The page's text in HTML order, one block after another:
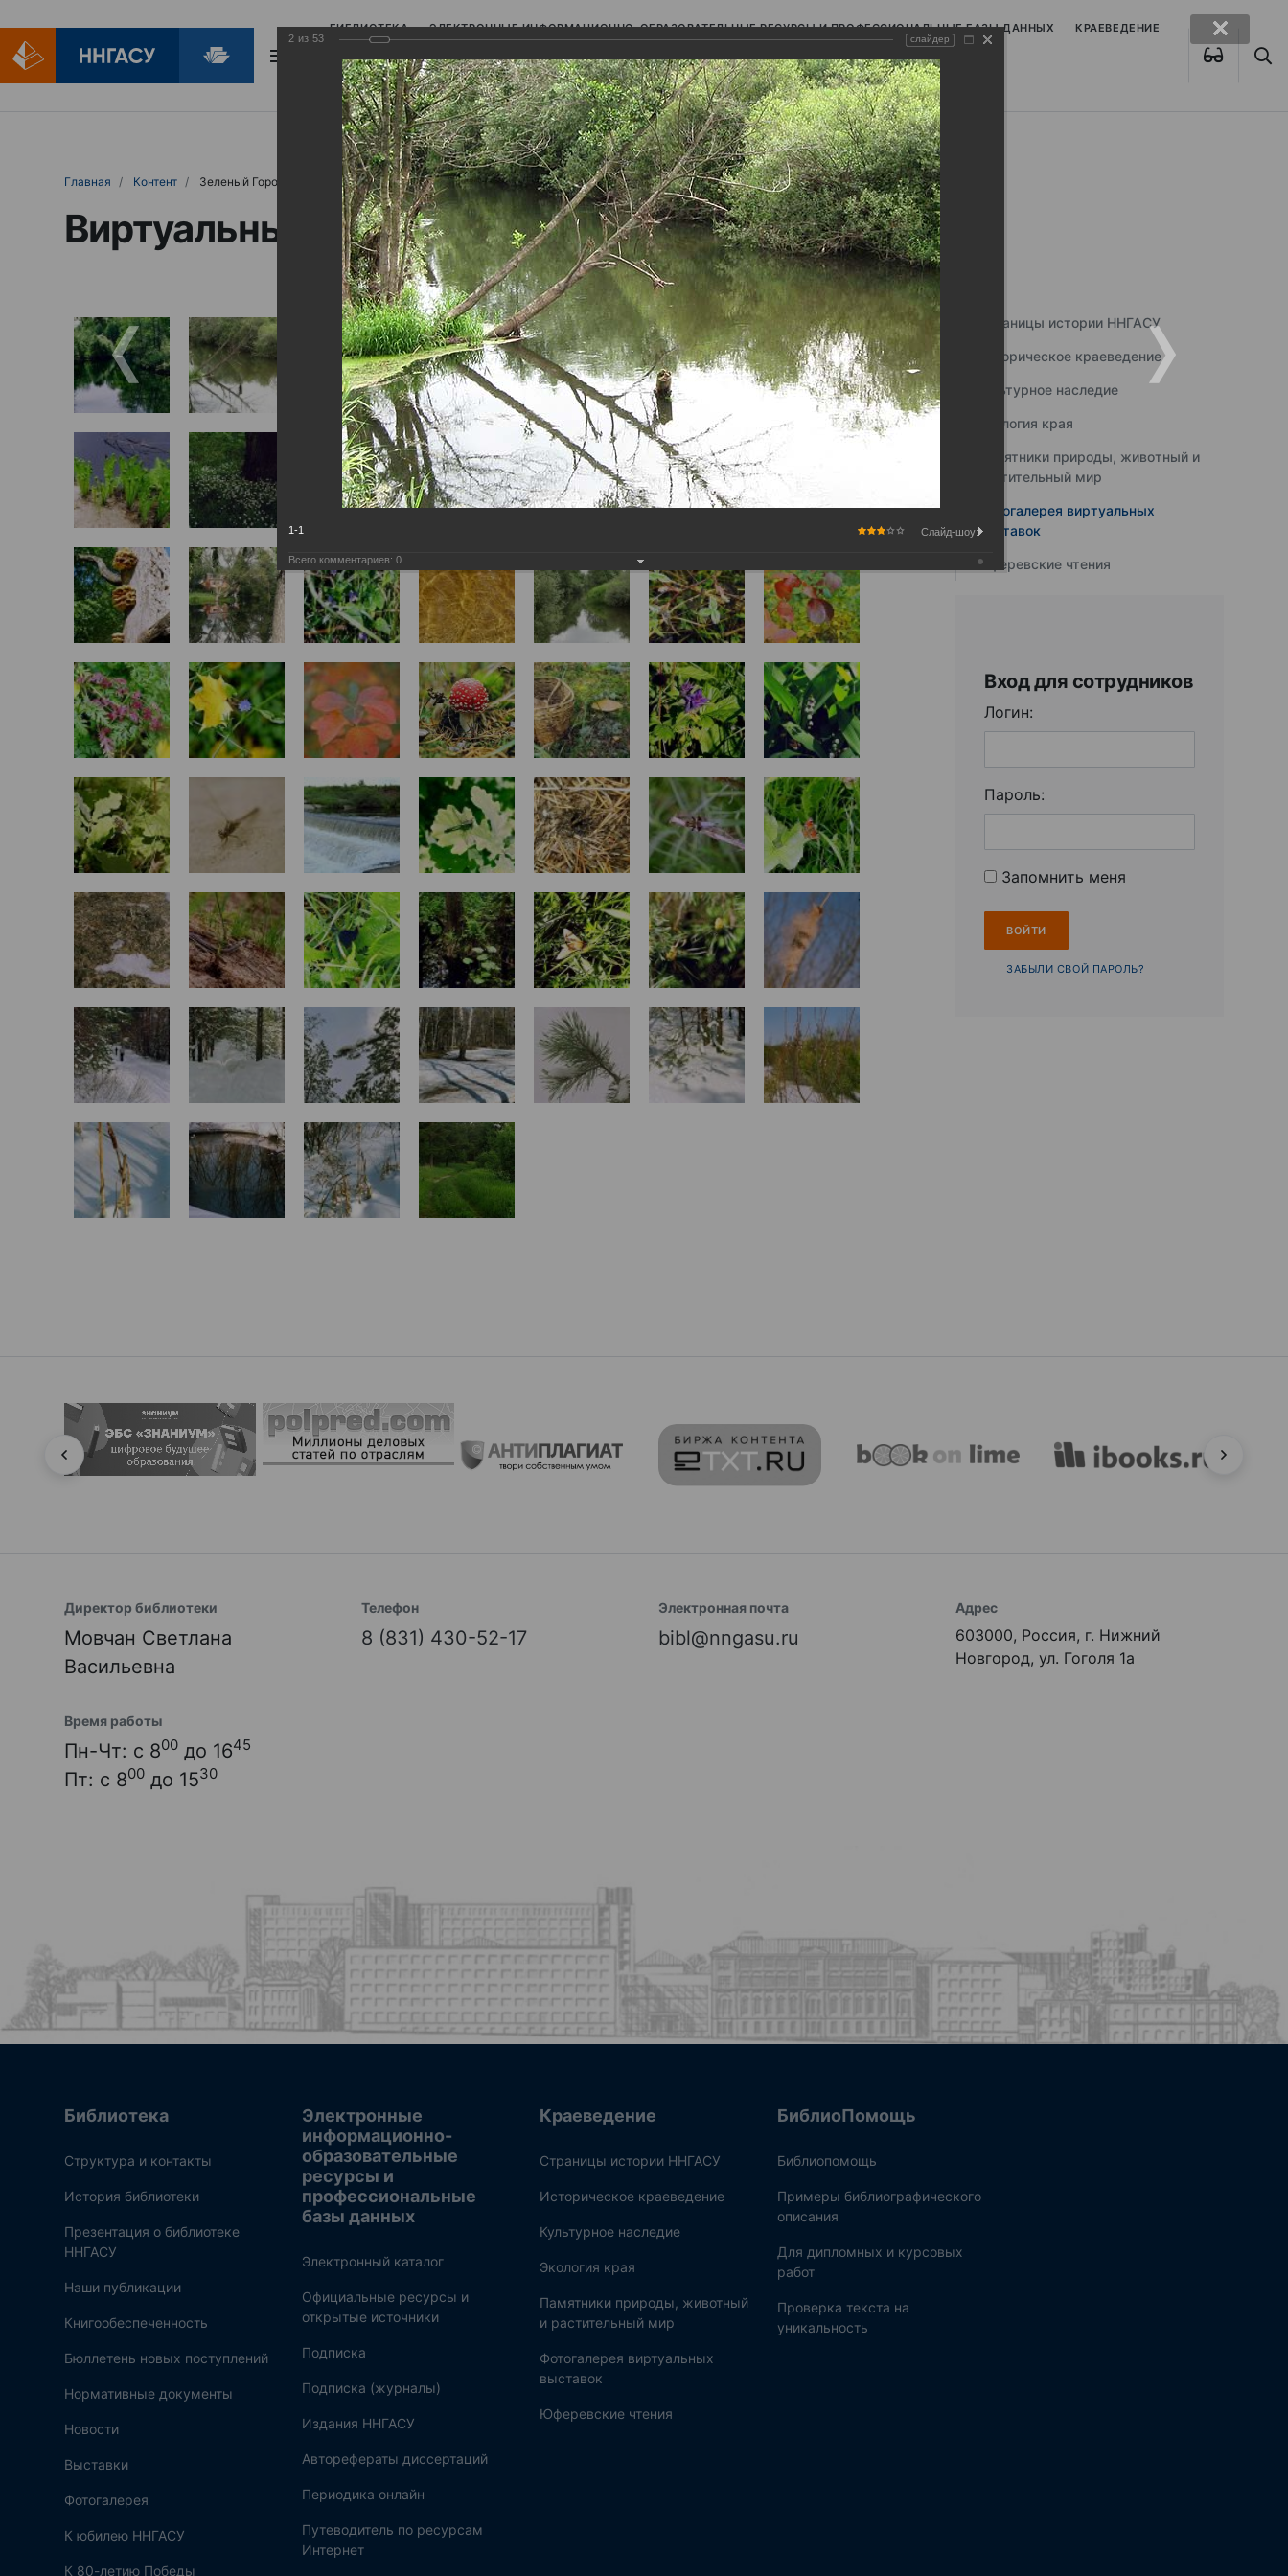
БИБЛИОТЕКА ЭЛЕКТРОННЫЕ ИНФОРМАЦИОННО-ОБРАЗОВАТЕЛЬНЫЕ РЕСУРСЫ И ПРОФЕССИОНАЛЬНЫЕ БАЗЫ ДАННЫХ КРАЕВЕДЕНИЕ
БИБЛИОПОМОЩЬ
Главная Контент Зеленый Город
Виртуальные выставки (фотоальбомы)
Страницы истории ННГАСУ
Историческое краеведение
Культурное наследие
Экология края
Памятники природы, животный и
растительный мир
Фотогалерея виртуальных
выставок
Юферевские чтения
Вход для сотрудников
Логин:
Пароль:
Запомнить меня
ЗАБЫЛИ СВОЙ ПАРОЛЬ?
Директор библиотеки
Мовчан Светлана
Васильевна
Телефон
8 (831) 430-52-17
Электронная почта
bibl@nngasu.ru
Адрес
603000, Россия, г. Нижний
Новгород, ул. Гоголя 1а
Время работы
Пн-Чт: с 800 до 1645
Пт: с 800 до 1530
Библиотека
Структура и контакты
История библиотеки
Презентация о библиотеке
ННГАСУ
Наши публикации
Книгообеспеченность
Бюллетень новых поступлений
Нормативные документы
Новости
Выставки
Фотогалерея
К юбилею ННГАСУ
К 80-летию Победы
Электронные
информационно-
образовательные
ресурсы и
профессиональные
базы данных
Электронный каталог
Официальные ресурсы и
открытые источники
Подписка
Подписка (журналы)
Издания ННГАСУ
Авторефераты диссертаций
Периодика онлайн
Путеводитель по ресурсам
Интернет
Краеведение
Страницы истории ННГАСУ
Историческое краеведение
Культурное наследие
Экология края
Памятники природы, животный
и растительный мир
Фотогалерея виртуальных
выставок
Юферевские чтения
БиблиоПомощь
Библиопомощь
Примеры библиографического
описания
Для дипломных и курсовых
работ
Проверка текста на
уникальность
2 из 53 слайдер
1-1 Слайд-шоу:
Всего комментариев: 0